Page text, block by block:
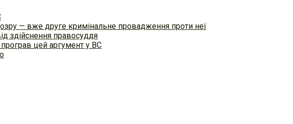
— вже друге кримінальне провадження проти неї
здійснення правосуддя
цей аргумент у ВС